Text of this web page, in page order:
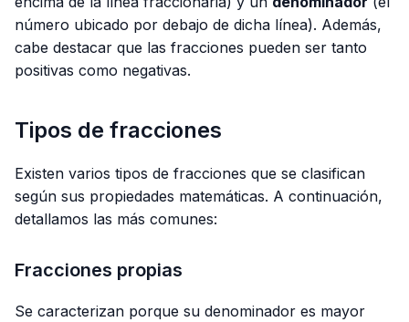
número ubicado por debajo de dicha línea). Además,
cabe destacar que las fracciones pueden ser tanto
positivas como negativas.
Tipos de fracciones
Existen varios tipos de fracciones que se clasifican
según sus propiedades matemáticas. A continuación,
detallamos las más comunes:
Fracciones propias
Se caracterizan porque su denominador es mayor